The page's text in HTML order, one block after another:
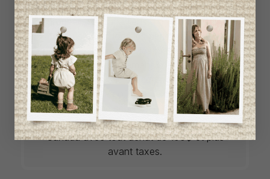
vêtements pour bébés de créateurs
européens et canadiens à prix imbattables.
Nous dénichons les perles rares et
choisissons les plus belles pièces de saisons
en saisons. Si un vêtement vous convient, ne
tardez pas à vous le procurer car la plupart du
temps, les articles offerts ne sont disponibles
que dans une seule taille et en un seul
exemplaire. Profitez de la livraison gratuite au
Canada avec tout achat de 100$ et plus
avant taxes.